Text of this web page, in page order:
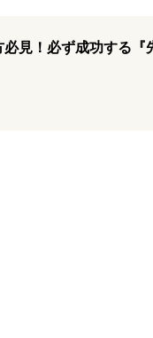
必見！必ず成功する